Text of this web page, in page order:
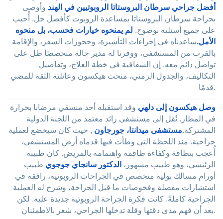
أفضل جراحي سرطان البروستاتا الروبوتيين في الهند وأوصى
بجراحة سرطان البروستاتا بمساعدة الروبوت كأفضل حل. أُجيب
على جميع أسئلته بوضوح. لم يمنحوه خيارات فحسب، بل منحوه
الأمل.ساعدناه في إجراءات التأشيرة، وحجوزات السفر، والإقامة
بالقرب من المستشفى، ووفرنا له مدير حالة متخصصًا ظل على
تواصل دائم معه. إن الشفافية في خطة العلاج، وتفاصيل
التكاليف، والجدول الزمني، منحت هيكسون وعائلته الثقة للمضي
قدمًا.
وصل هيكسون إلى دلهي وقد استقبله أحد منسقي مرضانا بحرارة
في المطار. نُقل إلى مستشفى رائد معتمد من اللجنة الدولية
المشتركة.مستشفى ميدانتا، جورجاون , حيث كان سيخضع لعملية
جراحية. منذ اللحظة التي وطأت فيها قدماه أرض المستشفى،
أُعجب بنظافة وكفاءة طاقمه واهتمامه بالمريض. كان طبيبه
الرئيسي، وهو طبيب مشهور، الدكتور سانجاي جوجوي طبيب
أورام مسالك بولية متخصص في الجراحات الروبوتية، رافقه في
استشارات مفصلة وفحوصات ما قبل الجراحة، وشرح له العملية
الجراحية كاملةً. كانت فكرة الجراحة الروبوتية جديدة عليه. لكن
بعد أن فهم مدى دقتها وقلة تدخلها الجراحي، شعر بالاطمئنان.